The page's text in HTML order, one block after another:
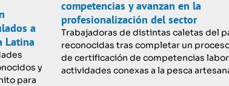
a
Latina
y
para
competencias y avanzan en la
profesionalización del sector
Trabajadoras de distintas caletas del
reconocidas tras completar un
de certificación de competencias
actividades conexas a la pesca